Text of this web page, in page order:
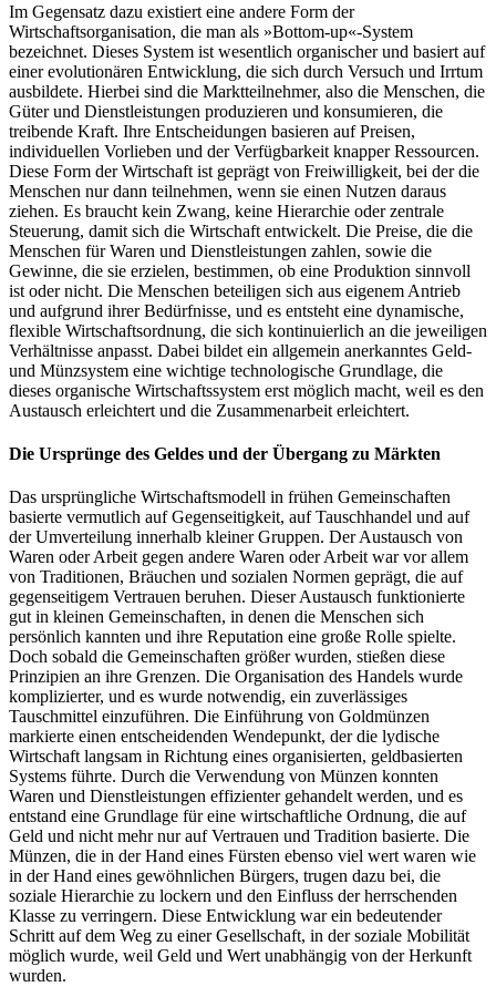
Im Gegensatz dazu existiert eine andere Form der
Wirtschaftsorganisation, die man als »Bottom-up«-System
bezeichnet. Dieses System ist wesentlich organischer und basiert auf
einer evolutionären Entwicklung, die sich durch Versuch und Irrtum
ausbildete. Hierbei sind die Marktteilnehmer, also die Menschen, die
Güter und Dienstleistungen produzieren und konsumieren, die
treibende Kraft. Ihre Entscheidungen basieren auf Preisen,
individuellen Vorlieben und der Verfügbarkeit knapper Ressourcen.
Diese Form der Wirtschaft ist geprägt von Freiwilligkeit, bei der die
Menschen nur dann teilnehmen, wenn sie einen Nutzen daraus
ziehen. Es braucht kein Zwang, keine Hierarchie oder zentrale
Steuerung, damit sich die Wirtschaft entwickelt. Die Preise, die die
Menschen für Waren und Dienstleistungen zahlen, sowie die
Gewinne, die sie erzielen, bestimmen, ob eine Produktion sinnvoll
ist oder nicht. Die Menschen beteiligen sich aus eigenem Antrieb
und aufgrund ihrer Bedürfnisse, und es entsteht eine dynamische,
flexible Wirtschaftsordnung, die sich kontinuierlich an die jeweiligen
Verhältnisse anpasst. Dabei bildet ein allgemein anerkanntes Geld-
und Münzsystem eine wichtige technologische Grundlage, die
dieses organische Wirtschaftssystem erst möglich macht, weil es den
Austausch erleichtert und die Zusammenarbeit erleichtert.
Die Ursprünge des Geldes und der Übergang zu Märkten
Das ursprüngliche Wirtschaftsmodell in frühen Gemeinschaften
basierte vermutlich auf Gegenseitigkeit, auf Tauschhandel und auf
der Umverteilung innerhalb kleiner Gruppen. Der Austausch von
Waren oder Arbeit gegen andere Waren oder Arbeit war vor allem
von Traditionen, Bräuchen und sozialen Normen geprägt, die auf
gegenseitigem Vertrauen beruhen. Dieser Austausch funktionierte
gut in kleinen Gemeinschaften, in denen die Menschen sich
persönlich kannten und ihre Reputation eine große Rolle spielte.
Doch sobald die Gemeinschaften größer wurden, stießen diese
Prinzipien an ihre Grenzen. Die Organisation des Handels wurde
komplizierter, und es wurde notwendig, ein zuverlässiges
Tauschmittel einzuführen. Die Einführung von Goldmünzen
markierte einen entscheidenden Wendepunkt, der die lydische
Wirtschaft langsam in Richtung eines organisierten, geldbasierten
Systems führte. Durch die Verwendung von Münzen konnten
Waren und Dienstleistungen effizienter gehandelt werden, und es
entstand eine Grundlage für eine wirtschaftliche Ordnung, die auf
Geld und nicht mehr nur auf Vertrauen und Tradition basierte. Die
Münzen, die in der Hand eines Fürsten ebenso viel wert waren wie
in der Hand eines gewöhnlichen Bürgers, trugen dazu bei, die
soziale Hierarchie zu lockern und den Einfluss der herrschenden
Klasse zu verringern. Diese Entwicklung war ein bedeutender
Schritt auf dem Weg zu einer Gesellschaft, in der soziale Mobilität
möglich wurde, weil Geld und Wert unabhängig von der Herkunft
wurden.